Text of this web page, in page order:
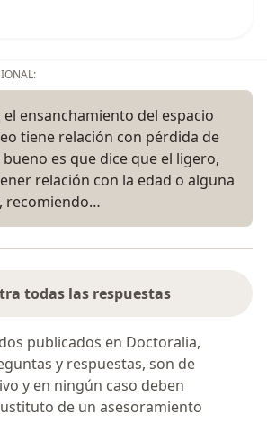
el ensanchamiento del espacio
tiene relación con pérdida de
es que dice que el ligero,
relación con la edad o alguna
recomiendo…
todas las respuestas
publicados en Doctoralia,
y respuestas, son de
y en ningún caso deben
de un asesoramiento